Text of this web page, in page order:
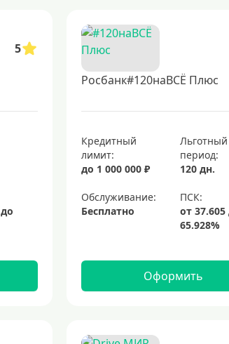
5
Росбанк#120наВСЁ Плюс
Кредитный
лимит:
до 1 000 000 ₽
Льготный
период:
120 дн.
Обслуживание:
Бесплатно
Оформить